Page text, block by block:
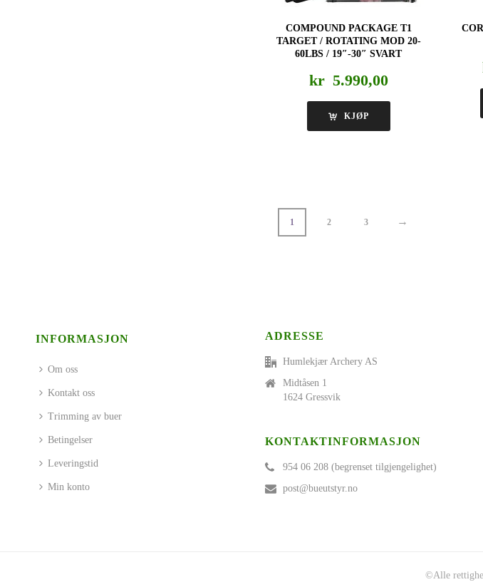
COMPOUND PACKAGE T1
TARGET / ROTATING MOD 20-
60LBS / 19″-30″ SVART
kr 5.990,00
KJØP
1 2 3 →
INFORMASJON
Om oss
Kontakt oss
Trimming av buer
Betingelser
Leveringstid
Min konto
ADRESSE
Humlekjær Archery AS
Midtåsen 1
1624 Gressvik
KONTAKTINFORMASJON
954 06 208 (begrenset tilgjengelighet)
post@bueutstyr.no
©Alle